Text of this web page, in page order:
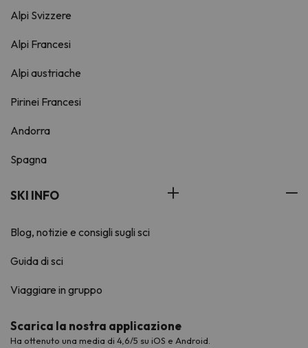
Alpi Svizzere
Alpi Francesi
Alpi austriache
Pirinei Francesi
Andorra
Spagna
SKI INFO
Blog, notizie e consigli sugli sci
Guida di sci
Viaggiare in gruppo
Scarica la nostra applicazione
Ha ottenuto una media di 4,6/5 su iOS e Android.